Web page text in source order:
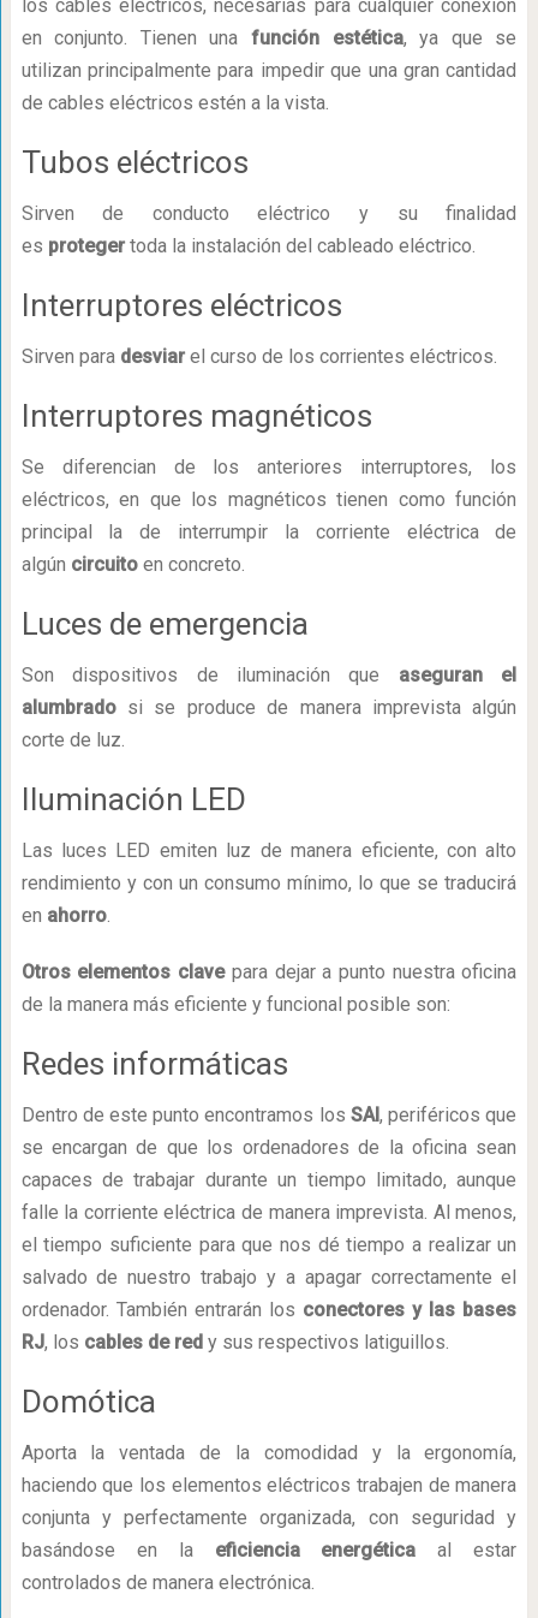
los cables eléctricos, necesarias para cualquier conexión
en conjunto. Tienen una función estética, ya que se
utilizan principalmente para impedir que una gran cantidad
de cables eléctricos estén a la vista.
Tubos eléctricos
Sirven de conducto eléctrico y su finalidad
es protegertoda la instalación del cableado eléctrico.
Interruptores eléctricos
Sirven para desviarel curso de los corrientes eléctricos.
Interruptores magnéticos
Se diferencian de los anteriores interruptores, los
eléctricos, en que los magnéticos tienen como función
principal la de interrumpir la corriente eléctrica de
algún circuitoen concreto.
Luces de emergencia
Son dispositivos de iluminación que aseguran el
alumbradosi se produce de manera imprevista algún
corte de luz.
Iluminación LED
Las luces LED emiten luz de manera eficiente, con alto
rendimiento y con un consumo mínimo, lo que se traducirá
en ahorro.
Otros elementos clavepara dejar a punto nuestra oficina
de la manera más eficiente y funcional posible son:
Redes informáticas
Dentro de este punto encontramos los SAI, periféricos que
se encargan de que los ordenadores de la oficina sean
capaces de trabajar durante un tiempo limitado, aunque
falle la corriente eléctrica de manera imprevista. Al menos,
el tiempo suficiente para que nos dé tiempo a realizar un
salvado de nuestro trabajo y a apagar correctamente el
ordenador. También entrarán los conectores y las bases
RJ, los cables de redy sus respectivos latiguillos.
Domótica
Aporta la ventada de la comodidad y la ergonomía,
haciendo que los elementos eléctricos trabajen de manera
conjunta y perfectamente organizada, con seguridad y
basándose en la eficiencia energética al estar
controlados de manera electrónica.